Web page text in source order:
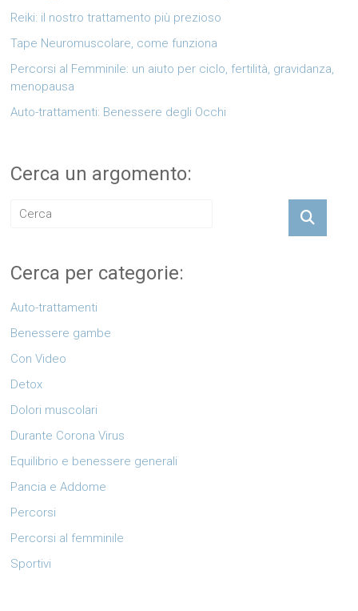
Reiki: il nostro trattamento più prezioso
Tape Neuromuscolare, come funziona
Percorsi al Femminile: un aiuto per ciclo, fertilità, gravidanza,
menopausa
Auto-trattamenti: Benessere degli Occhi
Cerca un argomento:
Cerca per categorie:
Auto-trattamenti
Benessere gambe
Con Video
Detox
Dolori muscolari
Durante Corona Virus
Equilibrio e benessere generali
Pancia e Addome
Percorsi
Percorsi al femminile
Sportivi